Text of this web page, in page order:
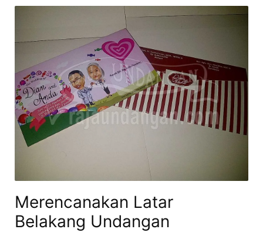
Merencanakan Latar
Belakang Undangan